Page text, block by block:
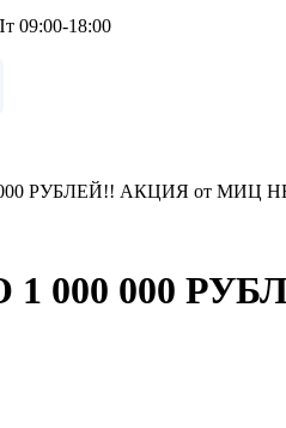
09:00-18:00
РУБЛЕЙ!! АКЦИЯ от МИЦ
000 000